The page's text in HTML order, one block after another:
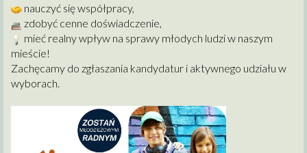
nauczyć się współpracy,
zdobyć cenne doświadczenie,
mieć realny wpływ na sprawy młodych ludzi w naszym
mieście!
Zachęcamy do zgłaszania kandydatur i aktywnego udziału w
wyborach.